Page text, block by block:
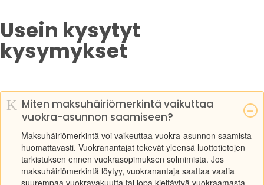
Usein kysytyt
kysymykset
K Miten maksuhäiriömerkintä vaikuttaa
vuokra-asunnon saamiseen?
Maksuhäiriömerkintä voi vaikeuttaa vuokra-asunnon saamista
huomattavasti. Vuokranantajat tekevät yleensä luottotietojen
tarkistuksen ennen vuokrasopimuksen solmimista. Jos
maksuhäiriömerkintä löytyy, vuokranantaja saattaa vaatia